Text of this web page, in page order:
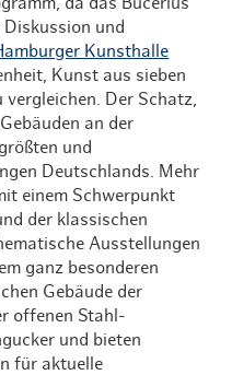
und
Kunsthalle
Kunst aus sieben
Der Schatz,
an der
und
Deutschlands. Mehr
einem Schwerpunkt
der klassischen
Ausstellungen
ganz besonderen
Gebäude der
offenen Stahl-
und bieten
für aktuelle